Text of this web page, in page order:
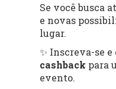
Se você busca
e novas
lugar.
✨ Inscreva-se e
cashback para
evento.